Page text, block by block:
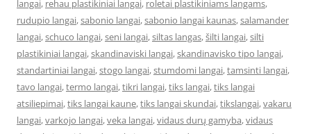
langai, rehau plastikiniai langai, roletai plastikiniams langams,
rudupio langai,sabonio langai,sabonio langai kaunas,salamander
langai,schuco langai,seni langai,siltas langas,šilti langai,silti
plastikiniai langai,skandinaviski langai,skandinavisko tipo langai,
standartiniai langai,stogo langai,stumdomi langai,tamsinti langai,
tavo langai,termo langai,tikri langai,tiks langai,tiks langai
atsiliepimai,tiks langai kaune,tiks langai skundai,tikslangai,vakaru
langai,varkojo langai,veka langai,vidaus durų gamyba,vidaus